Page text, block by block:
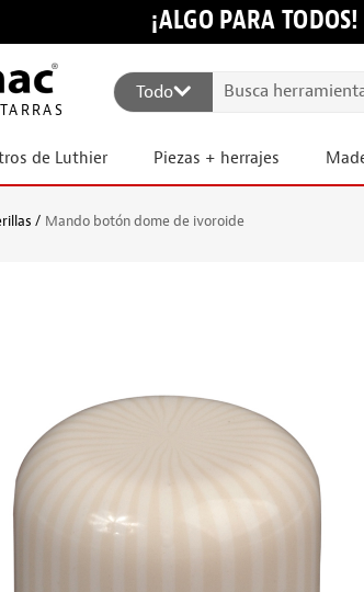
¡ALGO PARA TODOS!
Todo
de Luthier Piezas + herrajes
Mando botón dome de ivoroide